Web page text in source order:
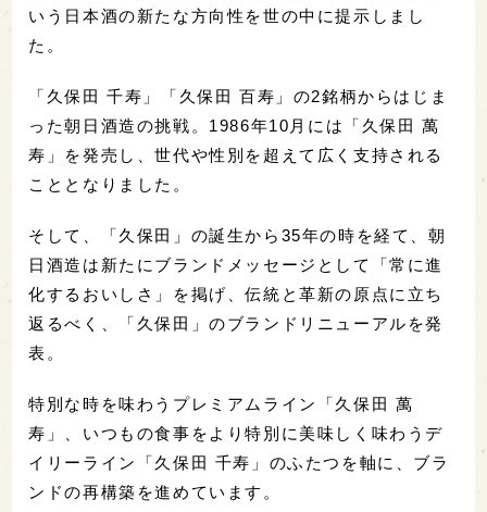
いう日本酒の新たな方向性を世の中に提示しまし
た。
「久保田 千寿」「久保田 百寿」の2銘柄からはじま
った朝日酒造の挑戦。1986年10月には「久保田 萬
寿」を発売し、世代や性別を超えて広く支持される
こととなりました。
そして、「久保田」の誕生から35年の時を経て、朝
日酒造は新たにブランドメッセージとして「常に進
化するおいしさ」を掲げ、伝統と革新の原点に立ち
返るべく、「久保田」のブランドリニューアルを発
表。
特別な時を味わうプレミアムライン「久保田 萬
寿」、いつもの食事をより特別に美味しく味わうデ
イリーライン「久保田 千寿」のふたつを軸に、ブラ
ンドの再構築を進めています。